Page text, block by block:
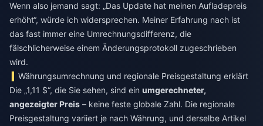
Wenn also jemand sagt: „Das Update hat meinen Aufladepreis
erhöht“, würde ich widersprechen. Meiner Erfahrung nach ist
das fast immer eine Umrechnungsdifferenz, die
fälschlicherweise einem Änderungsprotokoll zugeschrieben
wird.
Währungsumrechnung und regionale Preisgestaltung erklärt
Die „1,11 $“, die Sie sehen, sind ein umgerechneter,
angezeigter Preis – keine feste globale Zahl. Die regionale
Preisgestaltung variiert je nach Währung, und derselbe Artikel